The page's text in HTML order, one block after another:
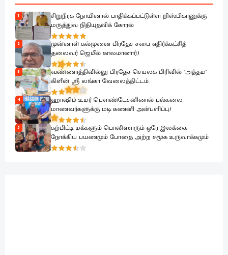
1
சிறுநீரக நோயினால் பாதிக்கப்பட்டுள்ள றிஸ்பிகானுக்கு
மருத்துவ நிதியுதவிக் கோரல்
2
முன்னாள் கல்முனை பிரதேச சபை எதிர்க்கட்சித்
தலைவர் ஜெமீல் காலமானார்.!
3
வண்ணாத்திவில்லு பிரதேச செயலக பிரிவில் "அத்தம"
கிளீன் ஸ்ரீ லங்கா வேலைத்திட்டம்.
4
ஹாஷிம் உமர் பௌண்டேசனினால் பல்கலை
மாணவர்களுக்கு மடி கணனி அன்பளிப்பு.!
5
கற்பிட்டி மக்களும் பொலிஸாரும் ஒரே இலக்கை
நோக்கிய பயணமும் போதை அற்ற சமூக உருவாக்கமும்